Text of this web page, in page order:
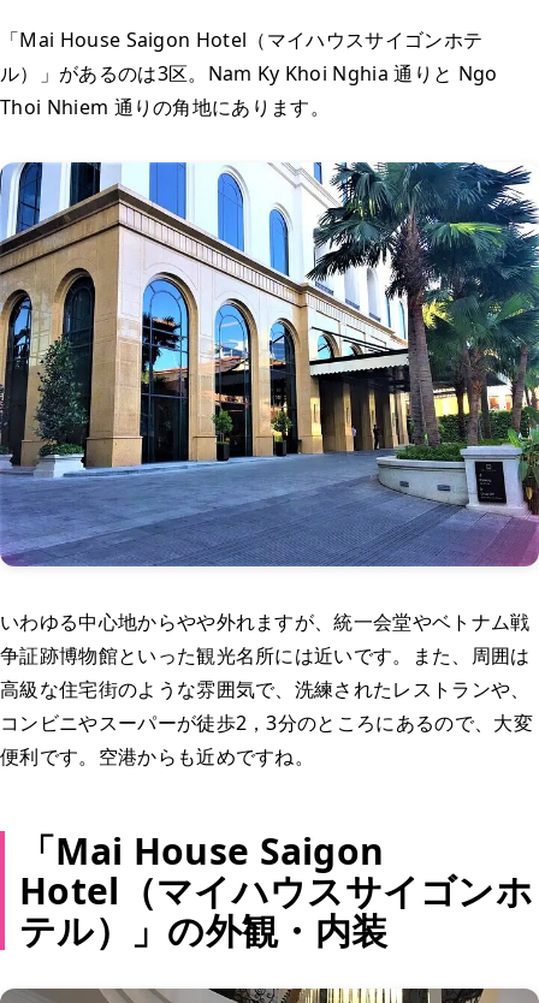
「Mai House Saigon Hotel（マイハウスサイゴンホテ
ル）」があるのは3区。Nam Ky Khoi Nghia 通りと Ngo
Thoi Nhiem 通りの角地にあります。
いわゆる中心地からやや外れますが、統一会堂やベトナム戦
争証跡博物館といった観光名所には近いです。また、周囲は
高級な住宅街のような雰囲気で、洗練されたレストランや、
コンビニやスーパーが徒歩2，3分のところにあるので、大変
便利です。空港からも近めですね。
「Mai House Saigon
Hotel（マイハウスサイゴンホ
テル）」の外観・内装